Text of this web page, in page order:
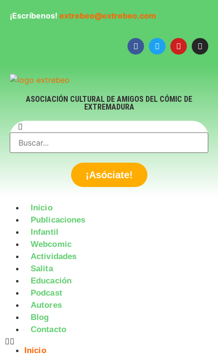
¡Escríbenos! extrebeo@extrebeo.com
ASOCIACIÓN CULTURAL DE AMIGOS DEL CÓMIC DE
EXTREMADURA
¡Asóciate!
Inicio
Publicaciones
Infantil
Webcomic
Actividades
Salita
Educación
Podcast
Autores
Blog
Contacto
Inicio